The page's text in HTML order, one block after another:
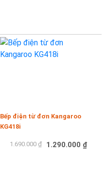
Bếp điện từ đơn Kangaroo
KG418i
1.690.000 ₫ 1.290.000 ₫